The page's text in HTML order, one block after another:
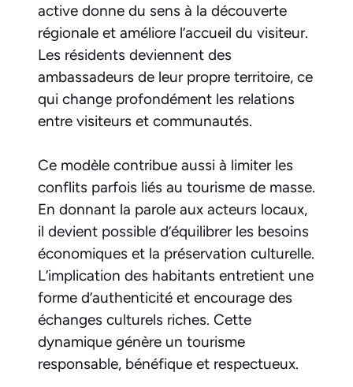
active donne du sens à la découverte
régionale et améliore l’accueil du visiteur.
Les résidents deviennent des
ambassadeurs de leur propre territoire, ce
qui change profondément les relations
entre visiteurs et communautés.
Ce modèle contribue aussi à limiter les
conflits parfois liés au tourisme de masse.
En donnant la parole aux acteurs locaux,
il devient possible d’équilibrer les besoins
économiques et la préservation culturelle.
L’implication des habitants entretient une
forme d’authenticité et encourage des
échanges culturels riches. Cette
dynamique génère un tourisme
responsable, bénéfique et respectueux.